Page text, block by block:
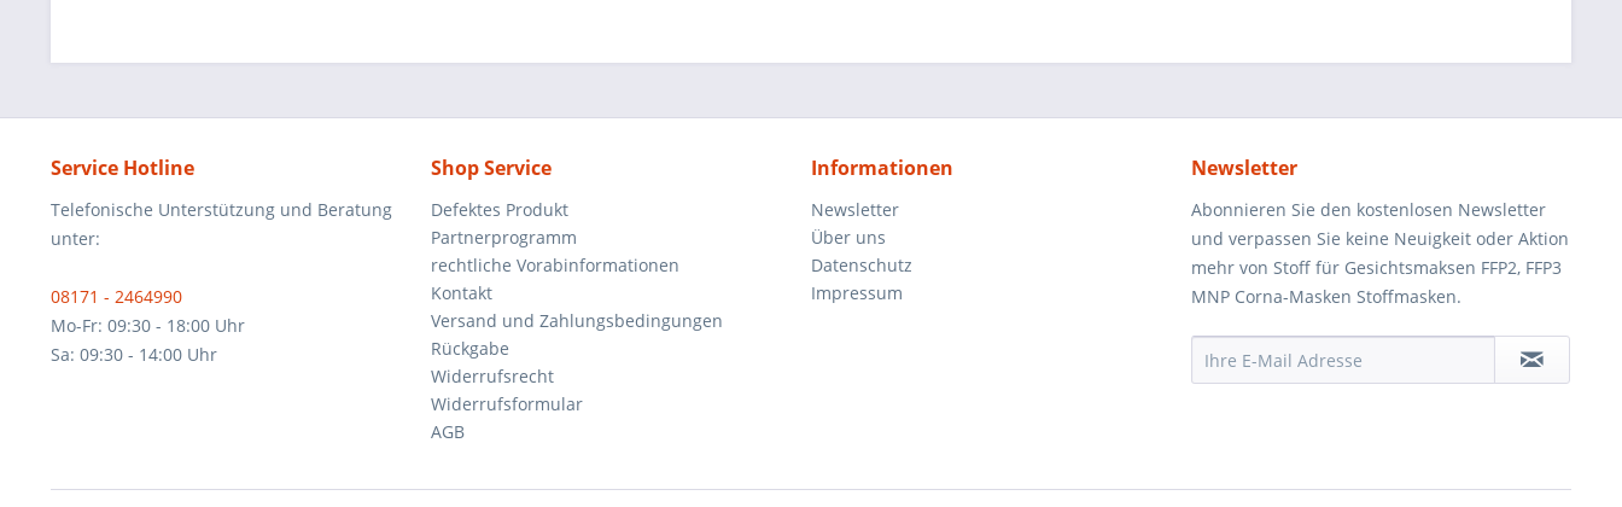
Service Hotline
Telefonische Unterstützung und Beratung
unter:
08171 - 2464990
Mo-Fr: 09:30 - 18:00 Uhr
Sa: 09:30 - 14:00 Uhr
Shop Service
Defektes Produkt
Partnerprogramm
rechtliche Vorabinformationen
Kontakt
Versand und Zahlungsbedingungen
Rückgabe
Widerrufsrecht
Widerrufsformular
AGB
Informationen
Newsletter
Über uns
Datenschutz
Impressum
Newsletter
Abonnieren Sie den kostenlosen Newsletter
und verpassen Sie keine Neuigkeit oder Aktion
mehr von Stoff für Gesichtsmaksen FFP2, FFP3
MNP Corna-Masken Stoffmasken.